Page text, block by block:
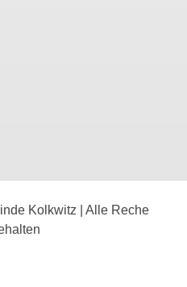
Kolkwitz | Alle Reche